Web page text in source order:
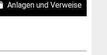
Anlagen und Verweise